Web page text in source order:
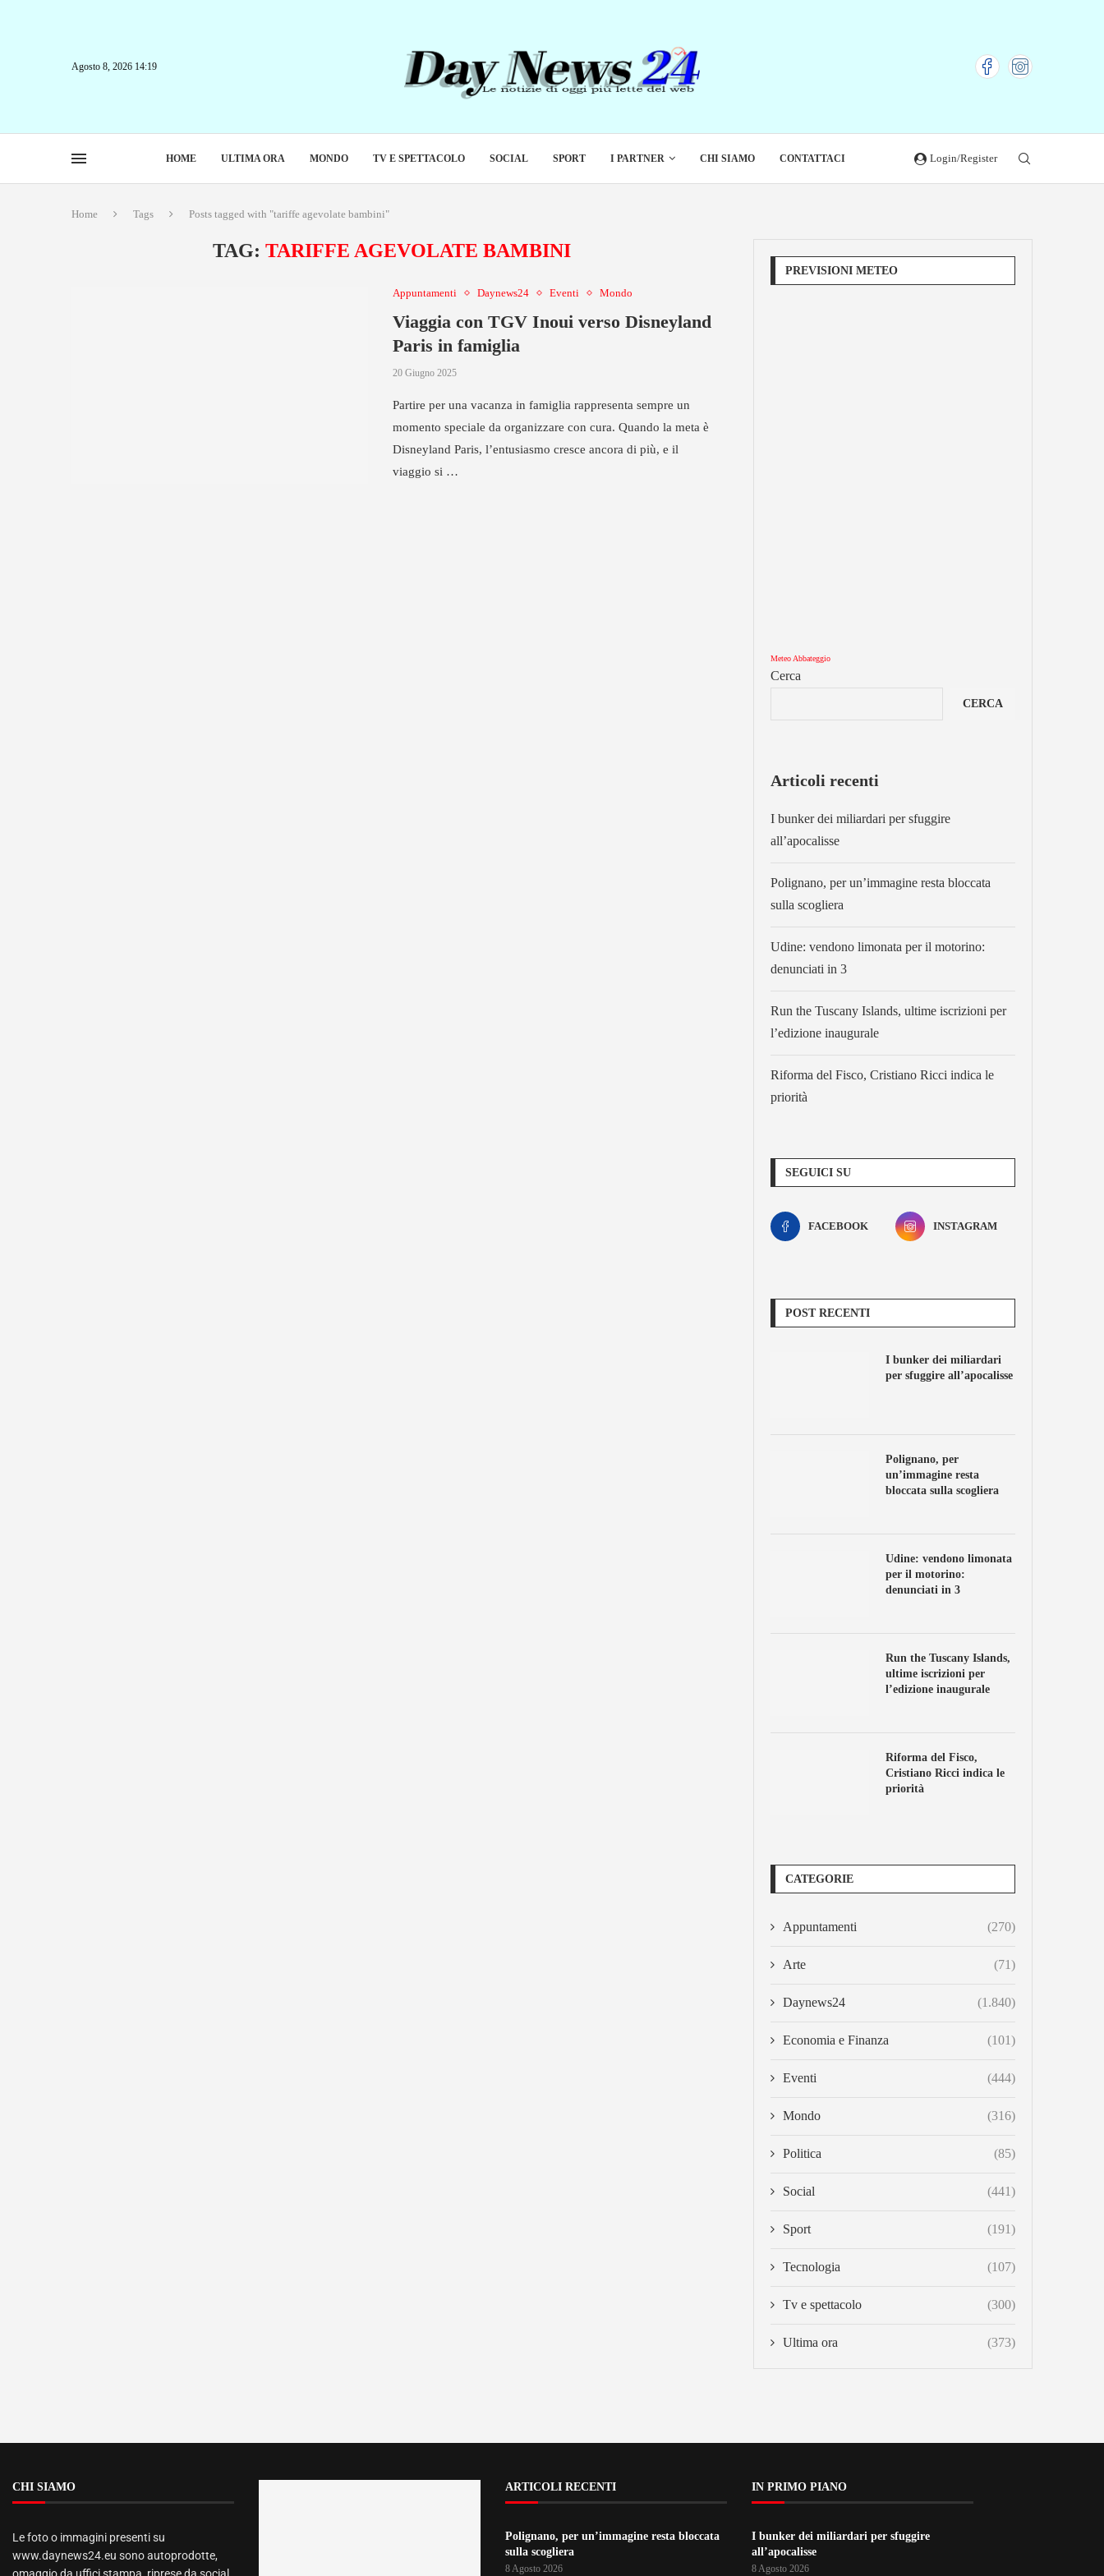
Agosto 8, 2026 14:19
HOME ULTIMA ORA MONDO TV E SPETTACOLO SOCIAL SPORT I PARTNER CHI SIAMO CONTATTACI Login/Register
Home Tags Posts tagged with "tariffe agevolate bambini"
TAG: TARIFFE AGEVOLATE BAMBINI
Appuntamenti Daynews24 Eventi Mondo
Viaggia con TGV Inoui verso Disneyland
Paris in famiglia
20 Giugno 2025
Partire per una vacanza in famiglia rappresenta sempre un
momento speciale da organizzare con cura. Quando la meta è
Disneyland Paris, l’entusiasmo cresce ancora di più, e il
viaggio si …
PREVISIONI METEO
Meteo Abbateggio
Cerca
CERCA
Articoli recenti
I bunker dei miliardari per sfuggire
all’apocalisse
Polignano, per un’immagine resta bloccata
sulla scogliera
Udine: vendono limonata per il motorino:
denunciati in 3
Run the Tuscany Islands, ultime iscrizioni per
l’edizione inaugurale
Riforma del Fisco, Cristiano Ricci indica le
priorità
SEGUICI SU
FACEBOOK INSTAGRAM
POST RECENTI
I bunker dei miliardari
per sfuggire all’apocalisse
Polignano, per
un’immagine resta
bloccata sulla scogliera
Udine: vendono limonata
per il motorino:
denunciati in 3
Run the Tuscany Islands,
ultime iscrizioni per
l’edizione inaugurale
Riforma del Fisco,
Cristiano Ricci indica le
priorità
CATEGORIE
Appuntamenti (270)
Arte (71)
Daynews24 (1.840)
Economia e Finanza (101)
Eventi (444)
Mondo (316)
Politica (85)
Social (441)
Sport (191)
Tecnologia (107)
Tv e spettacolo (300)
Ultima ora (373)
CHI SIAMO
Le foto o immagini presenti su
www.daynews24.eu sono autoprodotte,
ARTICOLI RECENTI
Polignano, per un’immagine resta bloccata
sulla scogliera
8 Agosto 2026
IN PRIMO PIANO
I bunker dei miliardari per sfuggire
all’apocalisse
8 Agosto 2026